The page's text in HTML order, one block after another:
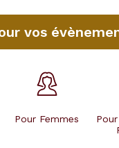
vos
Pour Femmes